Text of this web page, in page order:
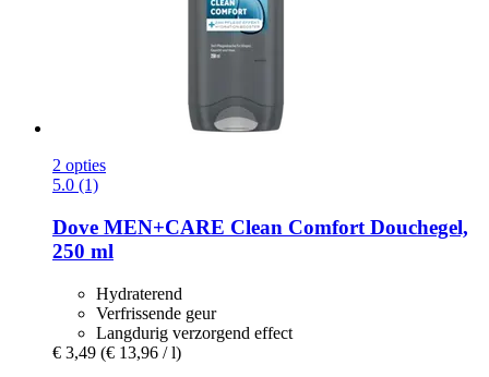
2 opties
5.0 (1)
Dove MEN+CARE Clean Comfort Douchegel,
250 ml
Hydraterend
Verfrissende geur
Langdurig verzorgend effect
€ 3,49 (€ 13,96 / l)